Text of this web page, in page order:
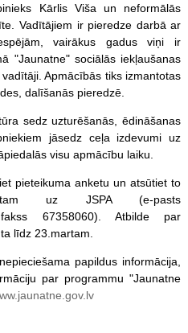
Kārlis Viša un neformālās
Vadītājiem ir pieredze darbā ar
vairākus gadus viņi ir
"Jaunatne" sociālās iekļaušanas
Apmācībās tiks izmantotas
dalīšanās pieredzē.
sedz uzturēšanās, ēdināšanas
jāsedz ceļa izdevumi uz
visu apmācību laiku.
pieteikuma anketu un atsūtiet to
uz JSPA (e-pasts
fakss 67358060). Atbilde par
līdz 23.martam.
papildus informācija,
par programmu "Jaunatne